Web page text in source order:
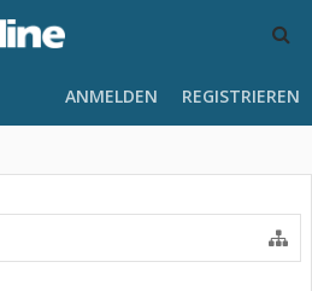
ANMELDEN REGISTRIEREN